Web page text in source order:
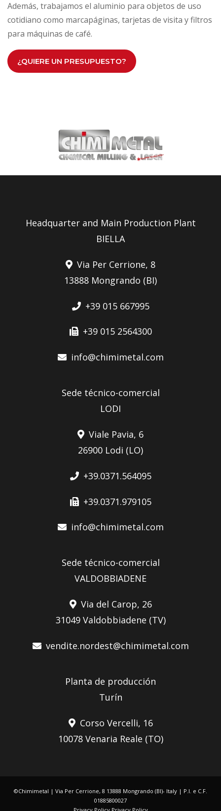
Además, trabajamos el aluminio para objetos de uso
cotidiano como marcapáginas, tarjetas de visita y filtros
para máquinas de café.
¿QUIERE UN PRESUPUESTO?
Headquarter and Main Production Plant
BIELLA
Via Per Cerrione, 8
13888 Mongrando (BI)
+39 015 667995
+39 015 2564300
info@chimimetal.com
Sede técnico-comercial
LODI
Viale Pavia, 6
26900 Lodi (LO)
+39.0371.564095
+39.0371.979105
info@chimimetal.com
Sede técnico-comercial
VALDOBBIADENE
Via del Carop, 26
31049 Valdobbiadene (TV)
vendite.nordest@chimimetal.com
Planta de producción
Turín
Corso Vercelli, 16
10078 Venaria Reale (TO)
©Chimimetal | Via Per Cerrione, 8 13888 Mongrando (BI)- Italy | P.I. e C.F.
01885800027